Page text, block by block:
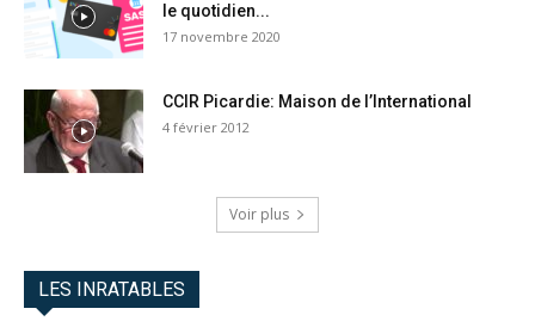
le quotidien...
17 novembre 2020
CCIR Picardie: Maison de l’International
4 février 2012
Voir plus
LES INRATABLES